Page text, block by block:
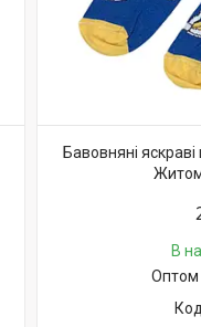
Бавовняні
В
Оптом